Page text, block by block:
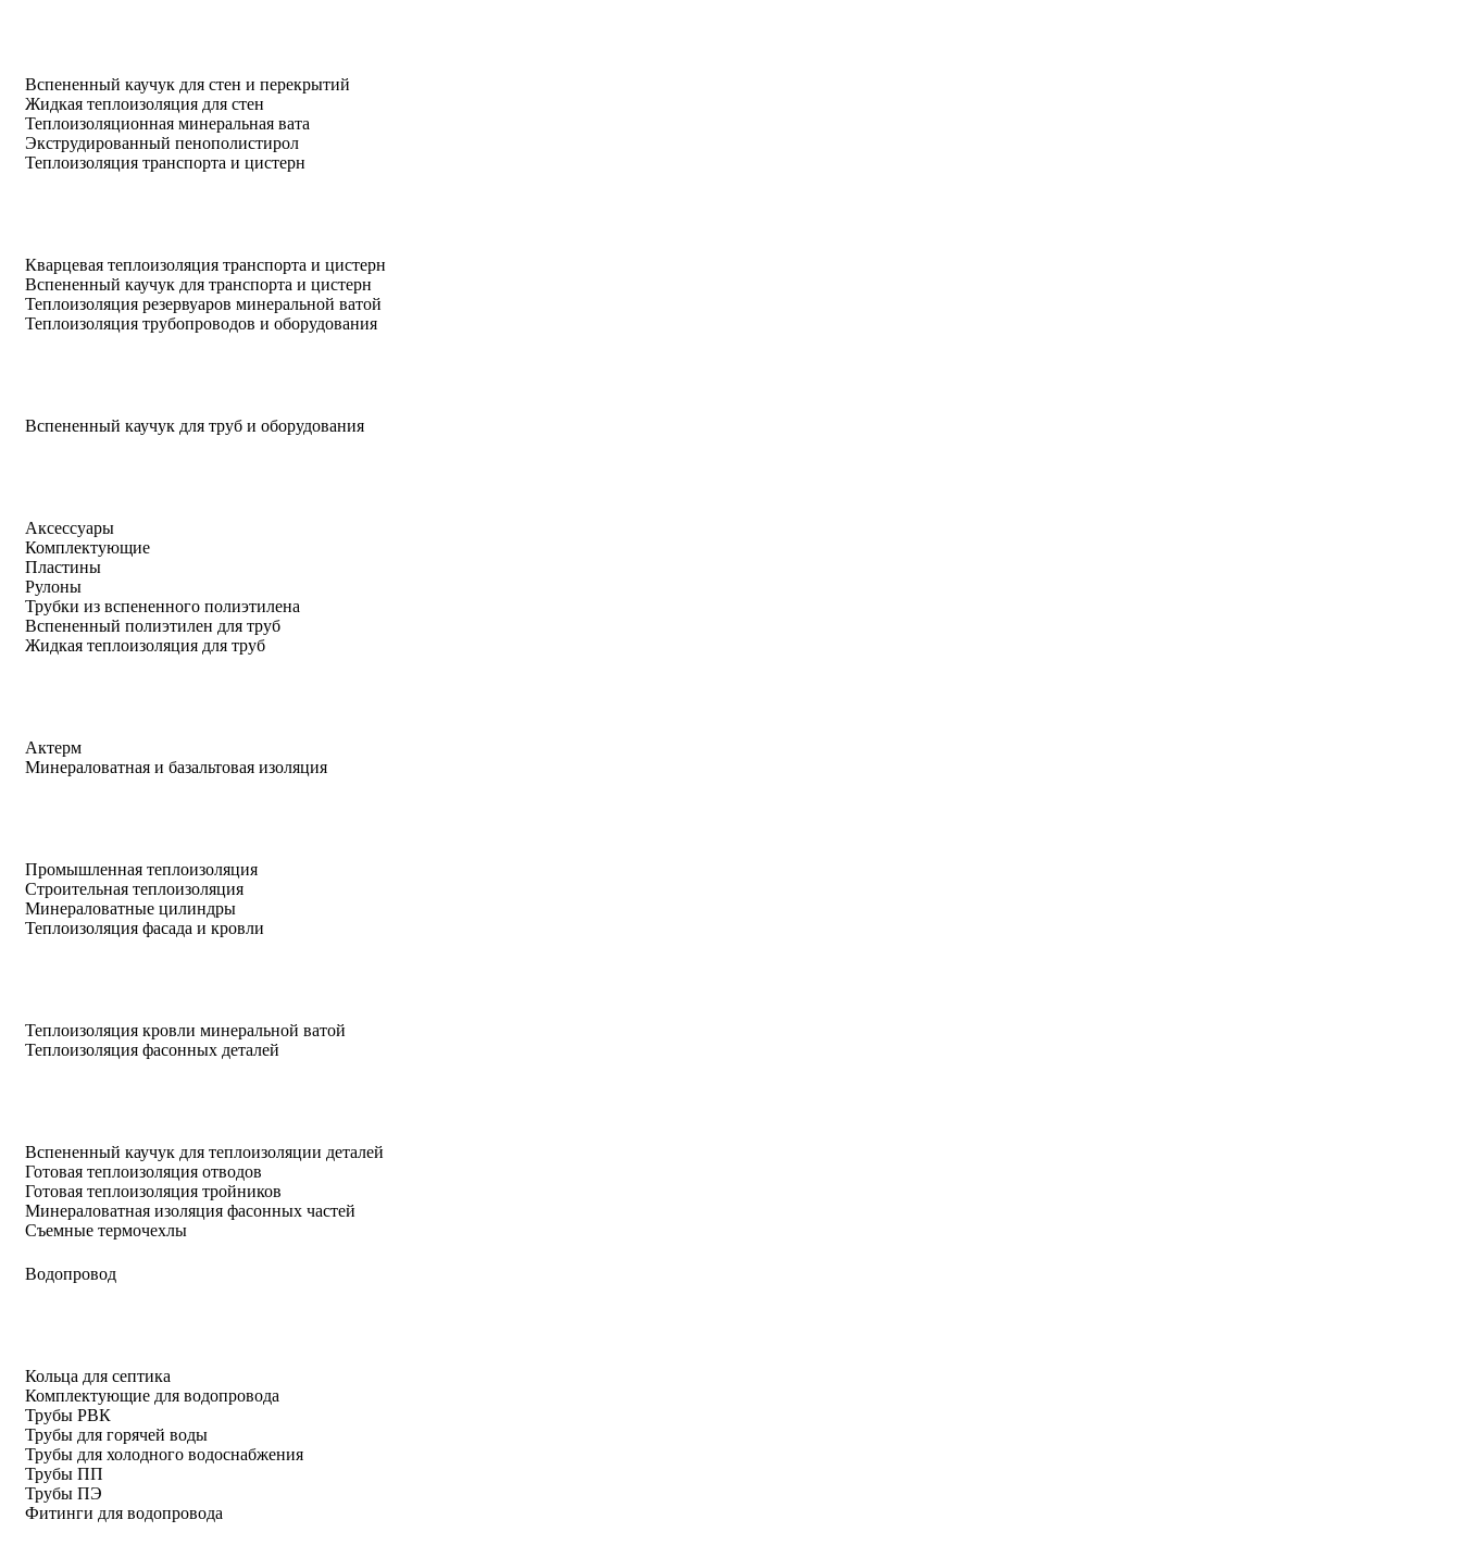
Вспененный каучук для стен и перекрытий
Жидкая теплоизоляция для стен
Теплоизоляционная минеральная вата
Экструдированный пенополистирол
Теплоизоляция транспорта и цистерн
Кварцевая теплоизоляция транспорта и цистерн
Вспененный каучук для транспорта и цистерн
Теплоизоляция резервуаров минеральной ватой
Теплоизоляция трубопроводов и оборудования
Вспененный каучук для труб и оборудования
Аксессуары
Комплектующие
Пластины
Рулоны
Трубки из вспененного полиэтилена
Вспененный полиэтилен для труб
Жидкая теплоизоляция для труб
Актерм
Минераловатная и базальтовая изоляция
Промышленная теплоизоляция
Строительная теплоизоляция
Минераловатные цилиндры
Теплоизоляция фасада и кровли
Теплоизоляция кровли минеральной ватой
Теплоизоляция фасонных деталей
Вспененный каучук для теплоизоляции деталей
Готовая теплоизоляция отводов
Готовая теплоизоляция тройников
Минераловатная изоляция фасонных частей
Съемные термочехлы
Водопровод
Кольца для септика
Комплектующие для водопровода
Трубы РВК
Трубы для горячей воды
Трубы для холодного водоснабжения
Трубы ПП
Трубы ПЭ
Фитинги для водопровода